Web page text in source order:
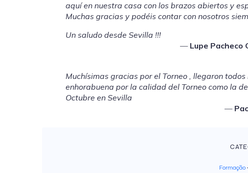
aquí en nuestra casa con los brazos abiertos y
Muchas gracias y podéis contar con nosotros
Un saludo desde Sevilla !!!
Lupe Pacheco
Muchísimas gracias por el Torneo , llegaron
enhorabuena por la calidad del Torneo como la
Octubre en Sevilla
Formação